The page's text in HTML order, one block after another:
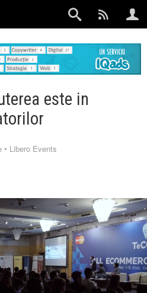
este in
• Libero Events